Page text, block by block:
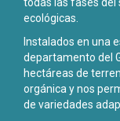
todas las fases del
ecológicas.
Instalados en una
departamento del
hectáreas de
orgánica y nos
de variedades